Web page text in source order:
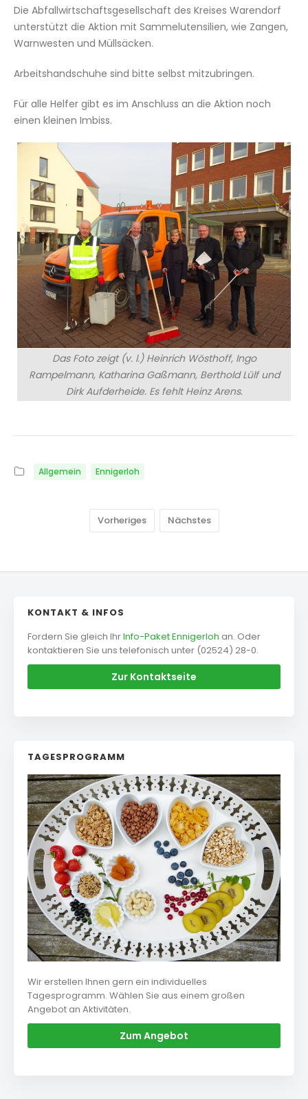
Die Abfallwirtschaftsgesellschaft des Kreises Warendorf
unterstützt die Aktion mit Sammelutensilien, wie Zangen,
Warnwesten und Müllsäcken.
Arbeitshandschuhe sind bitte selbst mitzubringen.
Für alle Helfer gibt es im Anschluss an die Aktion noch
einen kleinen Imbiss.
Das Foto zeigt (v. l.) Heinrich Wösthoff, Ingo
Rampelmann, Katharina Gaßmann, Berthold Lülf und
Dirk Aufderheide. Es fehlt Heinz Arens.
Allgemein Ennigerloh
Vorheriges Nächstes
KONTAKT & INFOS
Fordern Sie gleich IhrInfo-Paket Ennigerloh an. Oder
kontaktieren Sie uns telefonisch unter (02524) 28-0.
Zur Kontaktseite
TAGESPROGRAMM
Wir erstellen Ihnen gern ein individuelles
Tagesprogramm. Wählen Sie aus einem großen
Angebot an Aktivitäten.
Zum Angebot